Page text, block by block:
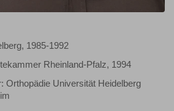
1985-1992
Rheinland-Pfalz, 1994
Orthopädie Universität Heidelberg